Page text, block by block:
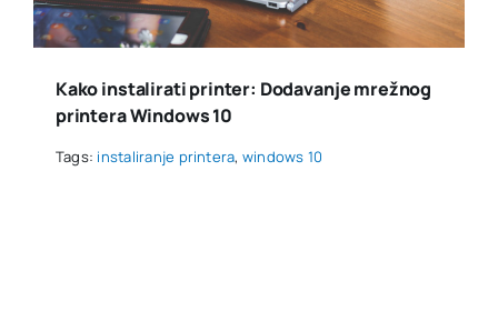
Kako instalirati printer: Dodavanje mrežnog
printera Windows 10
Tags: instaliranje printera, windows 10